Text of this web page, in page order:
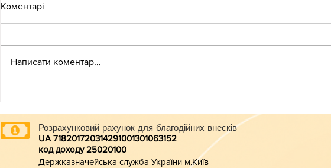
Небезпека зачепінгу
Коментарі
Написати коментар...
Розрахунковий рахунок для благодійних внесків
UA 718201720314291001301063152
код доходу 25020100
Держказначейська служба України м.Київ